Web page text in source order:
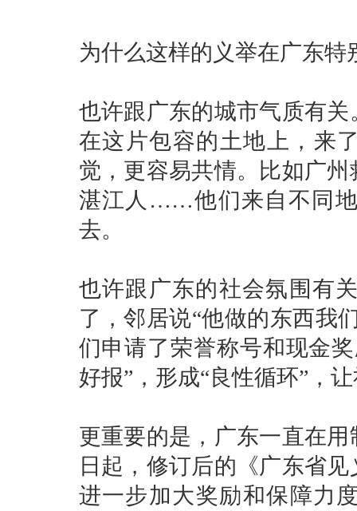
为什么这样的义举在广东特
也许跟广东的城市气质有
在这片包容的土地上，来
觉，更容易共情。比如广
湛江人……他们来自不同
去。
也许跟广东的社会氛围有
了，邻居说“他做的东西我
们申请了荣誉称号和现金
好报”，形成“良性循环”，
更重要的是，广东一直在
日起，修订后的《广东省
进一步加大奖励和保障力